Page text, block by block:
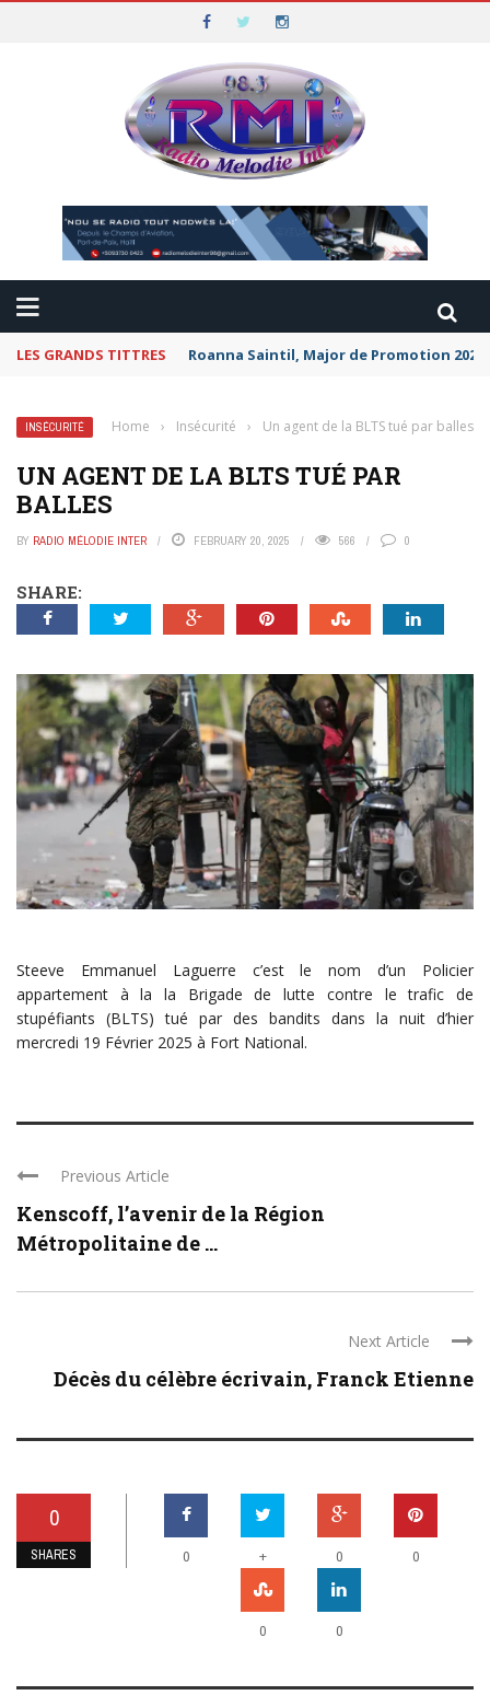
LES GRANDS TITTRES Roanna Saintil, Major de Promotion
INSÉCURITÉ Home › Insécurité › Un agent de la BLTS tué par balles
UN AGENT DE LA BLTS TUÉ PAR
BALLES
BY RADIO MÉLODIE INTER FEBRUARY 20, 2025 566 0
SHARE:
Steeve Emmanuel Laguerre c’est le nom d’un Policier
appartement à la la Brigade de lutte contre le trafic de
stupéfiants (BLTS) tué par des bandits dans la nuit d’hier
mercredi 19 Février 2025 à Fort National.
Previous Article
Kenscoff, l’avenir de la Région
Métropolitaine de ...
Next Article
Décès du célèbre écrivain, Franck Etienne
0
SHARES 0 + 0 0
0 0